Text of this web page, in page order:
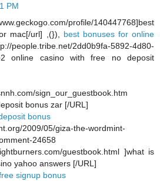
PM
profile/140447768]best
mac[/url] ,(}), best bonuses for online
people.tribe.net/2dd0b9fa-5892-4d80-
online casino with free no deposit
sign_our_guestbook.htm
bonus zar [/URL]
bonus
2009/05/giza-the-wordmint-
24658
guestbook.html ]what is
yahoo answers [/URL]
signup bonus